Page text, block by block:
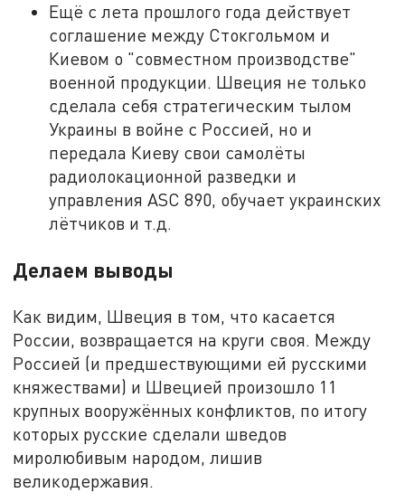
Ещё с лета прошлого года действует
соглашение между Стокгольмом и
Киевом о "совместном производстве"
военной продукции. Швеция не только
сделала себя стратегическим тылом
Украины в войне с Россией, но и
передала Киеву свои самолёты
радиолокационной разведки и
управления ASC 890, обучает украинских
лётчиков и т.д.
Делаем выводы
Как видим, Швеция в том, что касается
России, возвращается на круги своя. Между
Россией (и предшествующими ей русскими
княжествами) и Швецией произошло 11
крупных вооружённых конфликтов, по итогу
которых русские сделали шведов
миролюбивым народом, лишив
великодержавия.